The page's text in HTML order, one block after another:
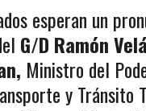
esperan un
G/D Ramón
Ministro del
y Tránsito